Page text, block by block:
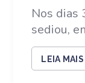
Nos dias
sediou,
LEIA MAIS